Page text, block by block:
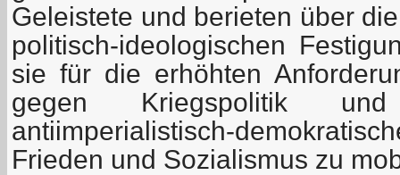
Geleistete und berieten über
politisch-ideologischen
sie für die erhöhten
gegen Kriegspolitik
antiimperialistisch-
Frieden und Sozialismus zu